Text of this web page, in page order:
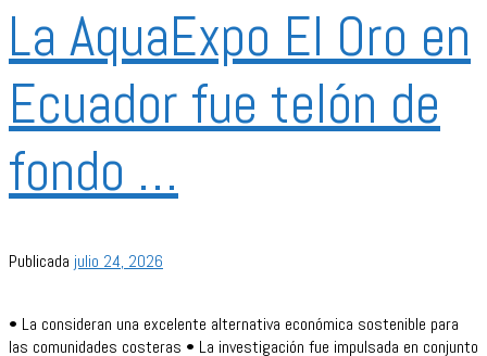
La AquaExpo El Oro en
Ecuador fue telón de
fondo …
Publicada julio 24, 2026
• La consideran una excelente alternativa económica sostenible para
las comunidades costeras • La investigación fue impulsada en conjunto